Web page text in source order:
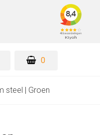
0
steel | Groen